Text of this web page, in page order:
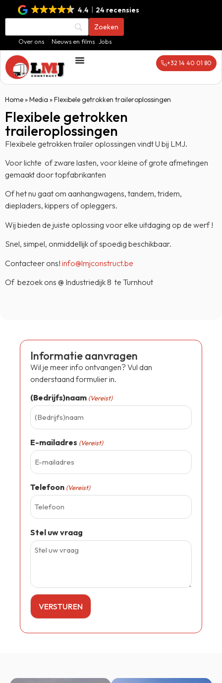
4.4 24 recensies
Over ons Nieuws en films Jobs
+32 14 40 01 80
Home»Media »Flexibele getrokken traileroplossingen
Flexibele getrokken
traileroplossingen
Flexibele getrokken trailer oplossingen vindt U bij LMJ.
Voor lichte of zware lasten, voor kleine of grote afmetingen
gemaakt door topfabrikanten
Of het nu gaat om aanhangwagens, tandem, tridem,
diepladers, kippers of opleggers.
Wij bieden de juiste oplossing voor elke uitdaging op de werf !
Snel, simpel, onmiddellijk of spoedig beschikbaar.
Contacteer ons! info@lmjconstruct.be
Of bezoek ons @ Industriedijk 8 te Turnhout
Informatie aanvragen
Wil je meer info ontvangen? Vul dan
onderstaand formulier in.
(Bedrijfs)naam (Vereist)
E-mailadres (Vereist)
Telefoon (Vereist)
Stel uw vraag